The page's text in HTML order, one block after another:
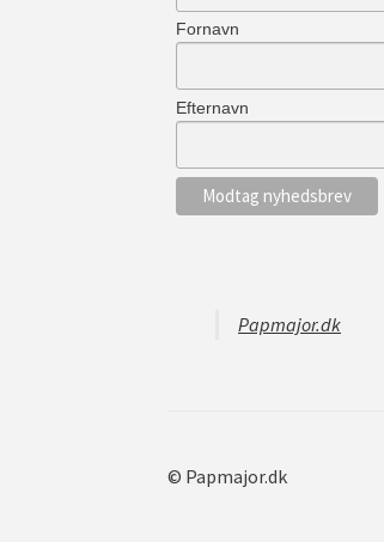
Fornavn
Efternavn
Papmajor.dk
© Papmajor.dk